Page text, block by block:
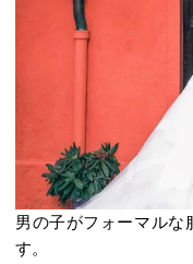
男の子がフォーマルな
す。